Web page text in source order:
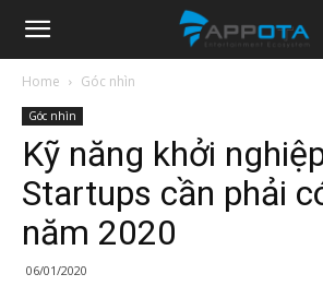
Appota
News
Home Góc nhìn
Góc nhìn
Kỹ năng khởi
Startups cần phải
năm 2020
06/01/2020